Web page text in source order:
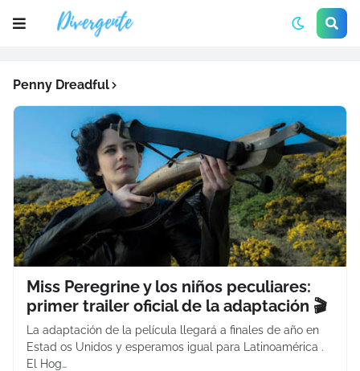
Penny Dreadful
Miss Peregrine y los niños peculiares:
primer trailer oficial de la adaptación 🎬
La adaptación de la película llegará a finales de año en
Estad os Unidos y esperamos igual para Latinoamérica .
El Hog…